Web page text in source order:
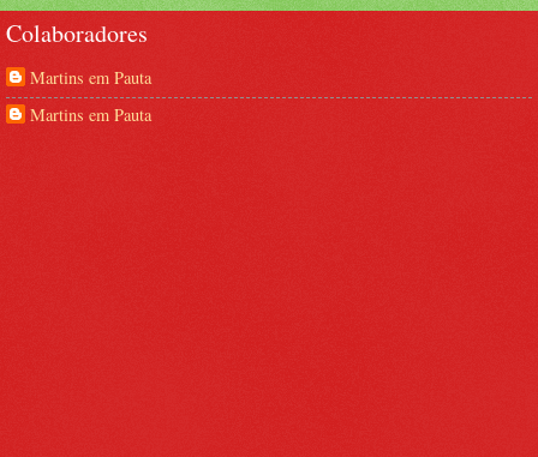
Colaboradores
Martins em Pauta
Martins em Pauta